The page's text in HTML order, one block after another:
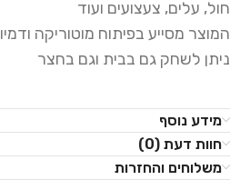
חול, עלים, צעצועים ועוד
המוצר מסייע בפיתוח מוטוריקה
ניתן לשחק גם בבית וגם בחצר
מידע נוסף
חוות דעת (0)
משלוחים והחזרות